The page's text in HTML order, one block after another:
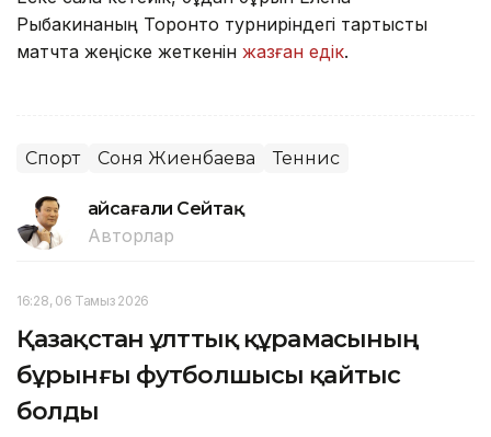
Рыбакинаның Торонто турниріндегі тартысты
матчта жеңіске жеткенін жазған едік.
Спорт Соня Жиенбаева Теннис
Ғайсағали Сейтақ
Авторлар
16:28, 06 Тамыз 2026
Қазақстан ұлттық құрамасының
бұрынғы футболшысы қайтыс
болды